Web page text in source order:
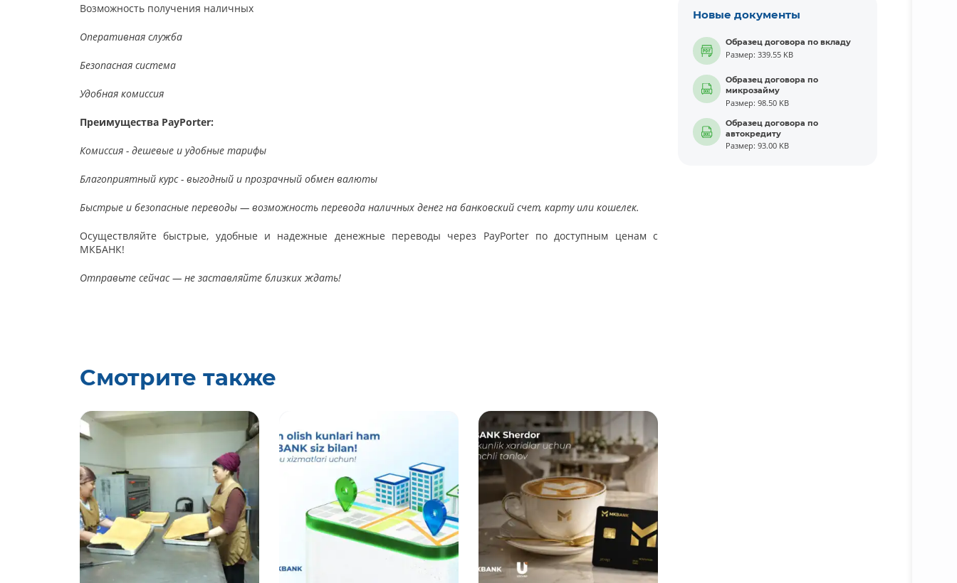
Возможность получения наличных
Оперативная служба
Безопасная система
Удобная комиссия
Преимущества PayPorter:
Комиссия - дешевые и удобные тарифы
Благоприятный курс - выгодный и прозрачный обмен валюты
Быстрые и безопасные переводы — возможность перевода наличных денег на банковский счет, карту или кошелек.
Осуществляйте быстрые, удобные и надежные денежные переводы через PayPorter по доступным ценам с
МКБАНК!
Отправьте сейчас — не заставляйте близких ждать!
Смотрите также
Новые документы
Образец договора по вкладу
Размер: 339.55 KB
Образец договора по
микрозайму
Размер: 98.50 KB
Образец договора по
автокредиту
Размер: 93.00 KB